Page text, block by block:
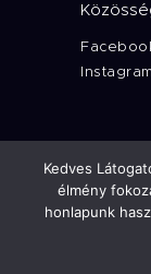
Instagram
Terms
Kedves
élmény
honlapunk